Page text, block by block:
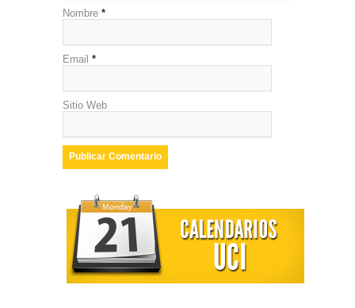
Nombre *
Email *
Sitio Web